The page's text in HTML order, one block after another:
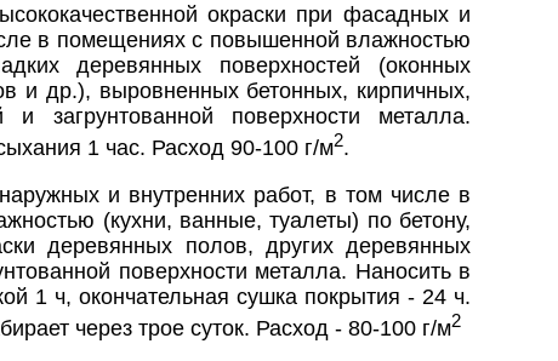
окраски при фасадных и
в помещениях с повышенной влажностью
деревянных поверхностей (оконных
и др.), выровненных бетонных, кирпичных,
и загрунтованной поверхности металла.
1 час. Расход 90-100 г/м2.
и внутренних работ, в том числе в
(кухни, ванные, туалеты) по бетону,
деревянных полов, других деревянных
поверхности металла. Наносить в
1 ч, окончательная сушка покрытия - 24 ч.
через трое суток. Расход - 80-100 г/м2